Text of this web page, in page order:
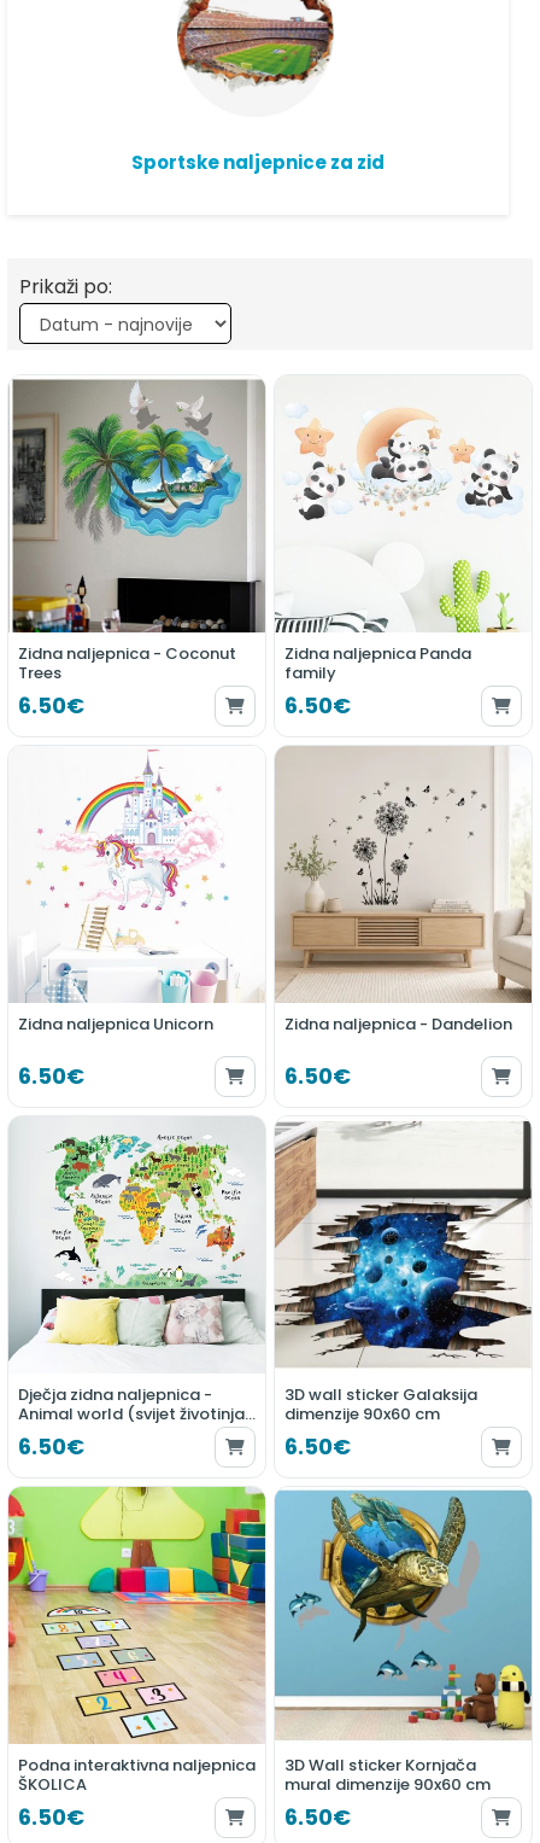
Sportske naljepnice za zid
Prikaži po:
Zidna naljepnica - Coconut
Trees
6.50€
Zidna naljepnica Panda
family
6.50€
Zidna naljepnica Unicorn
6.50€
Zidna naljepnica - Dandelion
6.50€
Dječja zidna naljepnica -
Animal world (svijet životinja)
60*90cm
6.50€
3D wall sticker Galaksija
dimenzije 90x60 cm
6.50€
Podna interaktivna naljepnica
ŠKOLICA
6.50€
3D Wall sticker Kornjača
mural dimenzije 90x60 cm
6.50€